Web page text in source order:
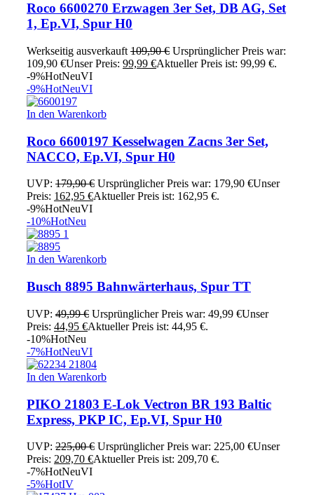
Roco 6600270 Erzwagen 3er Set, DB AG, Set
1, Ep.VI, Spur H0
Werkseitig ausverkauft 109,90€ Ursprünglicher Preis war:
109,90 €Unser Preis: 99,99 €Aktueller Preis ist: 99,99 €.
-9%HotNeuVI
-9%HotNeuVI
In den Warenkorb
Roco 6600197 Kesselwagen Zacns 3er Set,
NACCO, Ep.VI, Spur H0
UVP: 179,90€ Ursprünglicher Preis war: 179,90 €Unser
Preis: 162,95 €Aktueller Preis ist: 162,95 €.
-9%HotNeuVI
-10%HotNeu
In den Warenkorb
Busch 8895 Bahnwärterhaus, Spur TT
UVP: 49,99€ Ursprünglicher Preis war: 49,99 €Unser
Preis: 44,95 €Aktueller Preis ist: 44,95 €.
-10%HotNeu
-7%HotNeuVI
In den Warenkorb
PIKO 21803 E-Lok Vectron BR 193 Baltic
Express, PKP IC, Ep.VI, Spur H0
UVP: 225,00€ Ursprünglicher Preis war: 225,00 €Unser
Preis: 209,70 €Aktueller Preis ist: 209,70 €.
-7%HotNeuVI
-5%HotIV